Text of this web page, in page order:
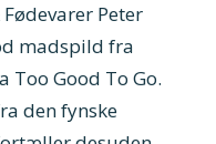
Peter
madspild fra
Too Good To Go.
den fynske